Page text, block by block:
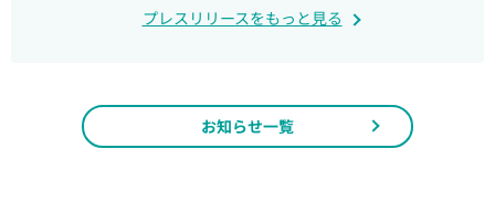
プレスリリースをもっと見る
お知らせ一覧